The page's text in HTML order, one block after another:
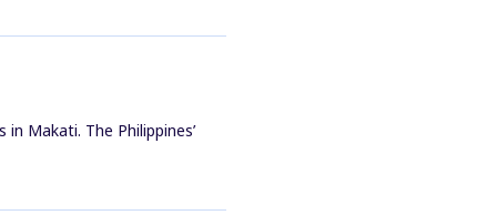
Makati. The Philippines’